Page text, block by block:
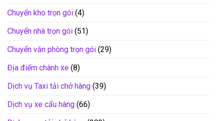
Chuyển kho trọn gói (4)
Chuyển nhà trọn gói (51)
Chuyển văn phòng trọn gói (29)
Địa điểm chành xe (8)
Dịch vụ Taxi tải chở hàng (39)
Dịch vụ xe cẩu hàng (66)